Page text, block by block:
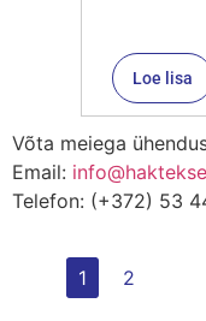
Loe lisa
Võta meiega
Email:
Telefon: (+372) 53
1 2